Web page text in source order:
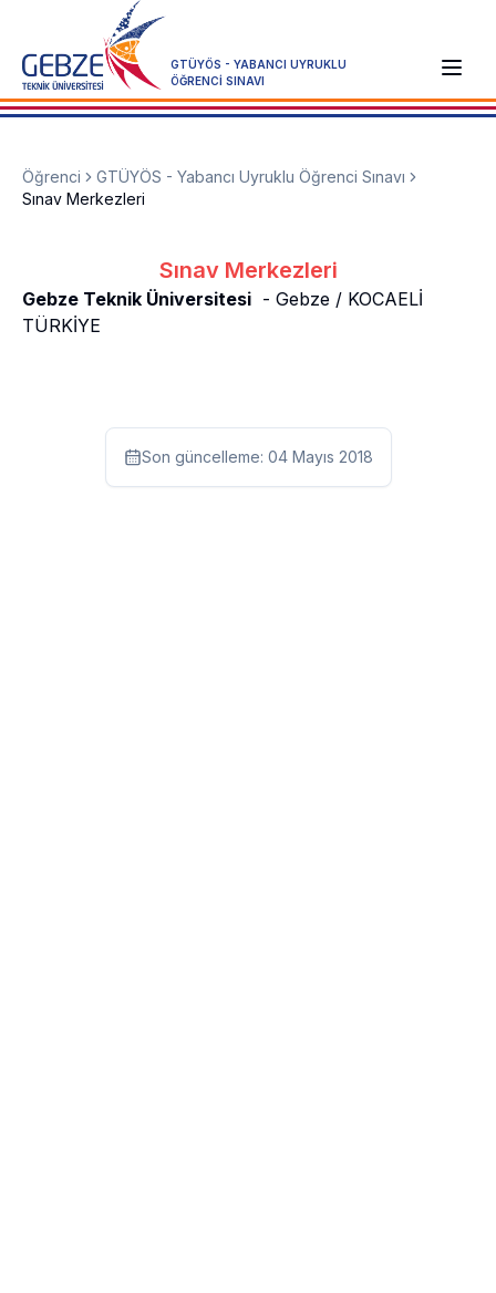
GTÜYÖS - YABANCI UYRUKLU
ÖĞRENCİ SINAVI
Öğrenci
GTÜYÖS - Yabancı Uyruklu Öğrenci Sınavı
Sınav Merkezleri
Sınav Merkezleri
Gebze Teknik Üniversitesi - Gebze / KOCAELİ
TÜRKİYE
Son güncelleme: 04 Mayıs 2018